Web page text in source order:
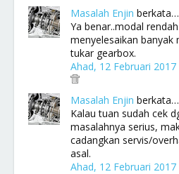
Masalah Enjin berkata…
Ya benar..modal
menyelesaikan banyak
tukar gearbox.
Ahad, 12 Februari 2017
Masalah Enjin berkata…
Kalau tuan sudah cek
masalahnya serius,
cadangkan servis/
asal.
Ahad, 12 Februari 2017